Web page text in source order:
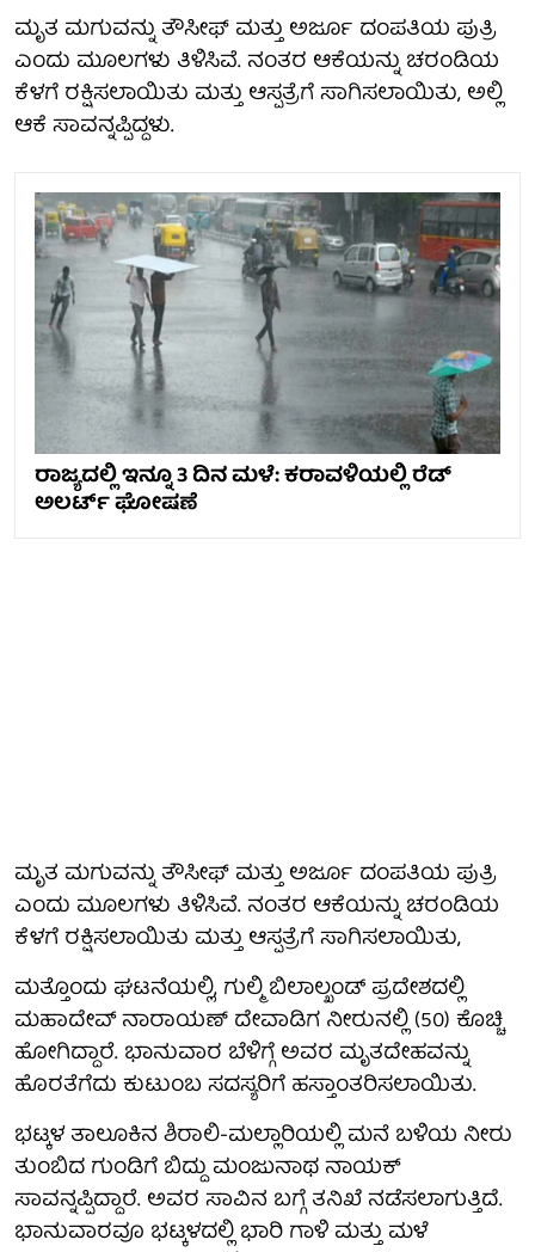
ಮೃತ ಮಗುವನ್ನು ತೌಸೀಫ್ ಮತ್ತು ಅರ್ಜೂ ದಂಪತಿಯ ಪುತ್ರಿ
ಎಂದು ಮೂಲಗಳು ತಿಳಿಸಿವೆ. ನಂತರ ಆಕೆಯನ್ನು ಚರಂಡಿಯ
ಕೆಳಗೆ ರಕ್ಷಿಸಲಾಯಿತು ಮತ್ತು ಆಸ್ಪತ್ರೆಗೆ ಸಾಗಿಸಲಾಯಿತು, ಅಲ್ಲಿ
ಆಕೆ ಸಾವನ್ನಪ್ಪಿದ್ದಳು.
ರಾಜ್ಯದಲ್ಲಿ ಇನ್ನೂ 3 ದಿನ ಮಳೆ: ಕರಾವಳಿಯಲ್ಲಿ ರೆಡ್
ಅಲರ್ಟ್ ಘೋಷಣೆ
ಮೃತ ಮಗುವನ್ನು ತೌಸೀಫ್ ಮತ್ತು ಅರ್ಜೂ ದಂಪತಿಯ ಪುತ್ರಿ
ಎಂದು ಮೂಲಗಳು ತಿಳಿಸಿವೆ. ನಂತರ ಆಕೆಯನ್ನು ಚರಂಡಿಯ
ಕೆಳಗೆ ರಕ್ಷಿಸಲಾಯಿತು ಮತ್ತು ಆಸ್ಪತ್ರೆಗೆ ಸಾಗಿಸಲಾಯಿತು,
ಮತ್ತೊಂದು ಘಟನೆಯಲ್ಲಿ, ಗುಲ್ಮಿ ಬಿಲಾಲ್ಖಂಡ್ ಪ್ರದೇಶದಲ್ಲಿ
ಮಹಾದೇವ್ ನಾರಾಯಣ್ ದೇವಾಡಿಗ ನೀರುನಲ್ಲಿ (50) ಕೊಚ್ಚಿ
ಹೋಗಿದ್ದಾರೆ. ಭಾನುವಾರ ಬೆಳಿಗ್ಗೆ ಅವರ ಮೃತದೇಹವನ್ನು
ಹೊರತೆಗೆದು ಕುಟುಂಬ ಸದಸ್ಯರಿಗೆ ಹಸ್ತಾಂತರಿಸಲಾಯಿತು.
ಭಟ್ಕಳ ತಾಲೂಕಿನ ಶಿರಾಲಿ-ಮಲ್ಲಾರಿಯಲ್ಲಿ ಮನೆ ಬಳಿಯ ನೀರು
ತುಂಬಿದ ಗುಂಡಿಗೆ ಬಿದ್ದು ಮಂಜುನಾಥ ನಾಯಕ್
ಸಾವನ್ನಪ್ಪಿದ್ದಾರೆ. ಅವರ ಸಾವಿನ ಬಗ್ಗೆ ತನಿಖೆ ನಡೆಸಲಾಗುತ್ತಿದೆ.
ಭಾನುವಾರವೂ ಭಟ್ಕಳದಲ್ಲಿ ಭಾರಿ ಗಾಳಿ ಮತ್ತು ಮಳೆ